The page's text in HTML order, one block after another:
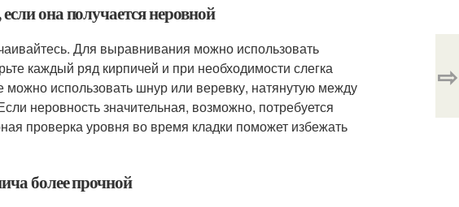
она получается неровной
Для выравнивания можно использовать
каждый ряд кирпичей и при необходимости слегка
можно использовать шнур или веревку, натянутую между
неровность значительная, возможно, потребуется
проверка уровня во время кладки поможет избежать
более прочной
⇨